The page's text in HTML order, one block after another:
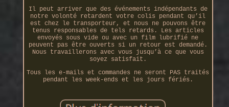
Il peut arriver que des événements indépendants de
notre volonté retardent votre colis pendant qu’il
est chez le transporteur, et nous ne pouvons être
tenus responsables de tels retards. Les articles
envoyés sous vide ou avec un film lubrifié ne
peuvent pas être ouverts si un retour est demandé.
Nous travaillerons avec vous jusqu’à ce que vous
soyez satisfait.
Tous les e-mails et commandes ne seront PAS traités
pendant les week-ends et les jours fériés.